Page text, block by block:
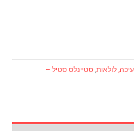
לולאות,סטיינלס סטיל –